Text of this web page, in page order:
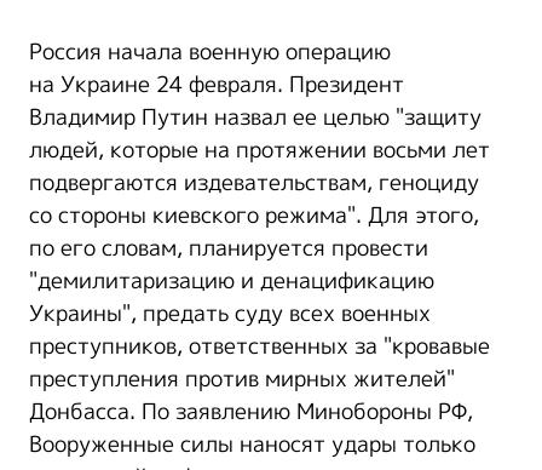
Россия начала военную операцию
на Украине 24 февраля. Президент
Владимир Путин назвал ее целью "защиту
людей, которые на протяжении восьми лет
подвергаются издевательствам, геноциду
со стороны киевского режима". Для этого,
по его словам, планируется провести
"демилитаризацию и денацификацию
Украины", предать суду всех военных
преступников, ответственных за "кровавые
преступления против мирных жителей"
Донбасса. По заявлению Минобороны РФ,
Вооруженные силы наносят удары только